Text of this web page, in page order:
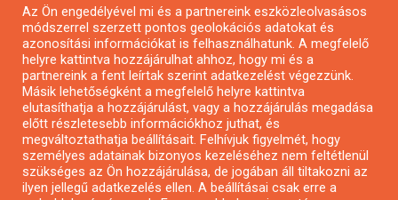
Pályázatok magánszemélyeknek
Pályázatok civil szervezeteknek
Pályázatok vállalkozásoknak
Önkormányzati pályázatok
Mezőgazdasági pályázatok
Falusi turizmus pályázatok
Az Ön engedélyével mi és a partnereink eszközleolvasásos
módszerrel szerzett pontos geolokációs adatokat és
azonosítási információkat is felhasználhatunk. A megfelelő
helyre kattintva hozzájárulhat ahhoz, hogy mi és a
partnereink a fent leírtak szerint adatkezelést végezzünk.
Másik lehetőségként a megfelelő helyre kattintva
elutasíthatja a hozzájárulást, vagy a hozzájárulás megadása
előtt részletesebb információkhoz juthat, és
megváltoztathatja beállításait. Felhívjuk figyelmét, hogy
személyes adatainak bizonyos kezeléséhez nem feltétlenül
szükséges az Ön hozzájárulása, de jogában áll tiltakozni az
ilyen jellegű adatkezelés ellen. A beállításai csak erre a